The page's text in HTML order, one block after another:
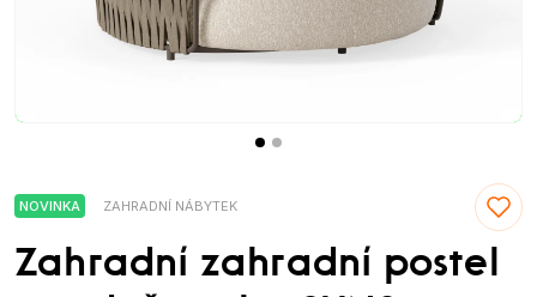
NOVINKA ZAHRADNÍ NÁBYTEK
Zahradní zahradní postel